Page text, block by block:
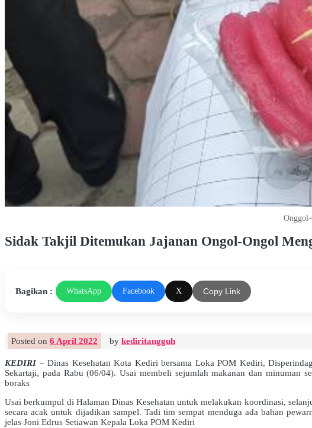
Sidak Takjil Ditemukan Jajanan Ongol-Ongol
Bagikan : WhatsApp Facebook X Copy Link
Posted on 6 April 2022 by kediritangguh
KEDIRI– Dinas Kesehatan Kota Kediri bersama Loka POM Kediri,
Sekartaji, pada Rabu (06/04). Usai membeli sejumlah makanan dan minuman
boraks
Usai berkumpul di Halaman Dinas Kesehatan untuk melakukan koordinasi,
secara acak untuk dijadikan sampel. Tadi tim sempat menduga ada bahan
jelas Joni Edrus Setiawan Kepala Loka POM Kediri